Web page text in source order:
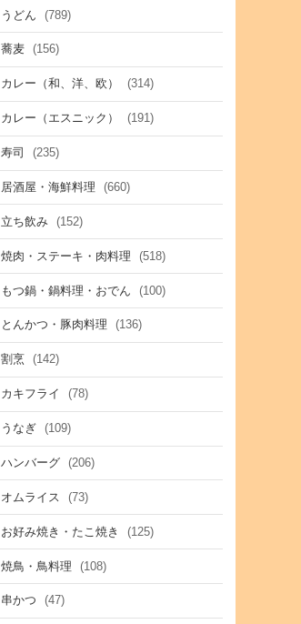
うどん (789)
蕎麦 (156)
カレー（和、洋、欧） (314)
カレー（エスニック） (191)
寿司 (235)
居酒屋・海鮮料理 (660)
立ち飲み (152)
焼肉・ステーキ・肉料理 (518)
もつ鍋・鍋料理・おでん (100)
とんかつ・豚肉料理 (136)
割烹 (142)
カキフライ (78)
うなぎ (109)
ハンバーグ (206)
オムライス (73)
お好み焼き・たこ焼き (125)
焼鳥・鳥料理 (108)
串かつ (47)